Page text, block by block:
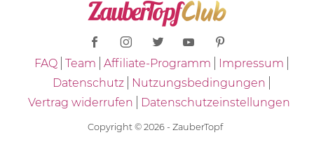
FAQ Team Affiliate-Programm
Impressum
Datenschutz
Nutzungsbedingungen
Vertrag widerrufen
Datenschutzeinstellungen
Copyright © 2026 - ZauberTopf